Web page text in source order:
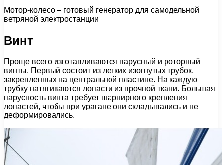
Мотор-колесо – готовый генератор для самодельной
ветряной электростанции
Винт
Проще всего изготавливаются парусный и роторный
винты. Первый состоит из легких изогнутых трубок,
закрепленных на центральной пластине. На каждую
трубку натягиваются лопасти из прочной ткани. Большая
парусность винта требует шарнирного крепления
лопастей, чтобы при урагане они складывались и не
деформировались.